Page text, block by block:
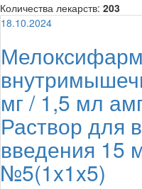
Количества лекарств: 203
18.10.2024
мг / 1,5 мл
Раствор для
введения 15
№5(1x1x5)